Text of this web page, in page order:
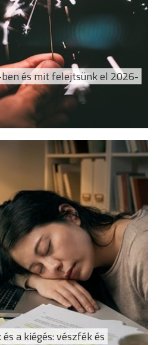
és mit felejtsünk el 2026-
a kiégés: vészfék és